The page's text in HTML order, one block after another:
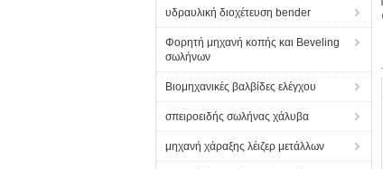
υδραυλική διοχέτευση bender
Φορητή μηχανή κοπής και Beveling
σωλήνων
Βιομηχανικές βαλβίδες ελέγχου
σπειροειδής σωλήνας χάλυβα
μηχανή χάραξης λέιζερ μετάλλων